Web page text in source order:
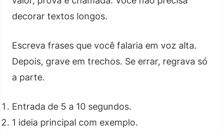
decorar textos longos.
Escreva frases que você falaria em voz alta.
Depois, grave em trechos. Se errar, regrava só
a parte.
Entrada de 5 a 10 segundos.
1 ideia principal com exemplo.